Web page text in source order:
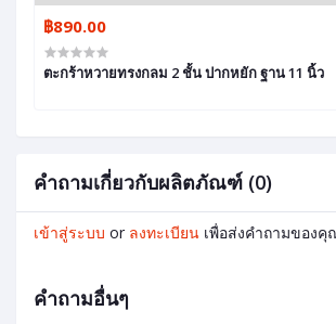
฿890.00
ตะกร้าหวายทรงกลม 2 ชั้น ปากหยัก ฐาน 11 นิ้ว
คำถามเกี่ยวกับผลิตภัณฑ์ (0)
เข้าสู่ระบบ or ลงทะเบียน เพื่อส่งคำถามของคุ
คำถามอื่นๆ